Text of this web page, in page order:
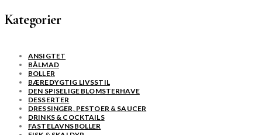
Kategorier
ANSIGTET
BÅLMAD
BOLLER
BÆREDYGTIG LIVSSTIL
DEN SPISELIGE BLOMSTERHAVE
DESSERTER
DRESSINGER, PESTOER & SAUCER
DRINKS & COCKTAILS
FASTELAVNSBOLLER